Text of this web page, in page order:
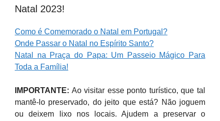
Natal 2023!
Como é Comemorado o Natal em Portugal?
Onde Passar o Natal no Espírito Santo?
Natal na Praça do Papa: Um Passeio Mágico Para
Toda a Família!
IMPORTANTE: Ao visitar esse ponto turístico, que tal
mantê-lo preservado, do jeito que está? Não joguem
ou deixem lixo nos locais. Ajudem a preservar o